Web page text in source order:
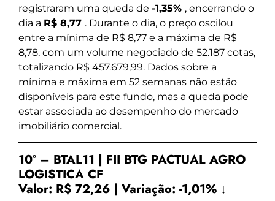
registraram uma queda de -1,35% , encerrando o
dia a R$ 8,77 . Durante o dia, o preço oscilou
entre a mínima de R$ 8,77 e a máxima de R$
8,78, com um volume negociado de 52.187 cotas,
totalizando R$ 457.679,99. Dados sobre a
mínima e máxima em 52 semanas não estão
disponíveis para este fundo, mas a queda pode
estar associada ao desempenho do mercado
imobiliário comercial.
10º – BTAL11 | FII BTG PACTUAL AGRO
LOGISTICA CF
Valor: R$ 72,26 | Variação: -1,01% ↓